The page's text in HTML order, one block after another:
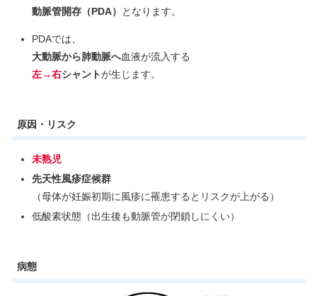
動脈管開存（PDA）
となります。
PDAでは、
大動脈から肺動脈へ血液が流入する
左→右シャントが生じます。
原因・リスク
未熟児
先天性風疹症候群
（母体が妊娠初期に風疹に罹患するとリスクが上がる）
低酸素状態（出生後も動脈管が閉鎖しにくい）
病態